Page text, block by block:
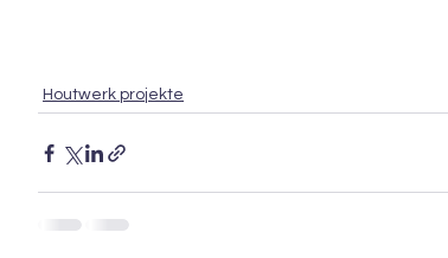
Houtwerk projekte